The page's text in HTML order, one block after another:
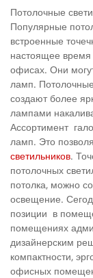
Потолочные
Популярные
встроенные
настоящее время
офисах. Они
ламп.
создают более
лампами
Ассортимент
ламп. Это
светильников.
потолочных
потолка, можно
освещение.
позиции в
помещениях
дизайнерским
компактности,
офисных